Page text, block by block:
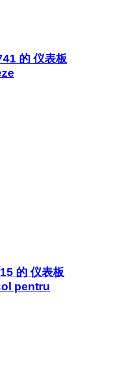
的 仪表板
的 仪表板
pentru